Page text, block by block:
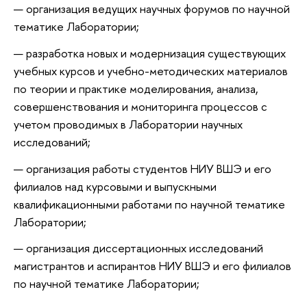
организация ведущих научных форумов по научной
тематике Лаборатории;
разработка новых и модернизация существующих
учебных курсов и учебно-методических материалов
по теории и практике моделирования, анализа,
совершенствования и мониторинга процессов с
учетом проводимых в Лаборатории научных
исследований;
организация работы студентов НИУ ВШЭ и его
филиалов над курсовыми и выпускными
квалификационными работами по научной тематике
Лаборатории;
организация диссертационных исследований
магистрантов и аспирантов НИУ ВШЭ и его филиалов
по научной тематике Лаборатории;